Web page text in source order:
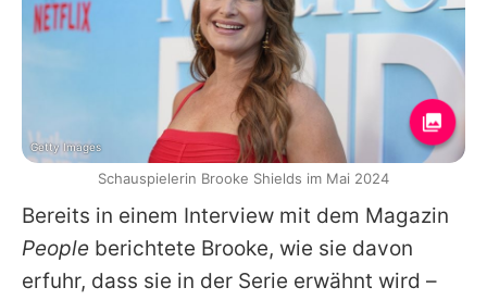
Bereits in einem Interview mit dem Magazin
People berichtete Brooke, wie sie davon
erfuhr, dass sie in der Serie erwähnt wird –
Getty Images
Schauspielerin Brooke Shields im Mai 2024